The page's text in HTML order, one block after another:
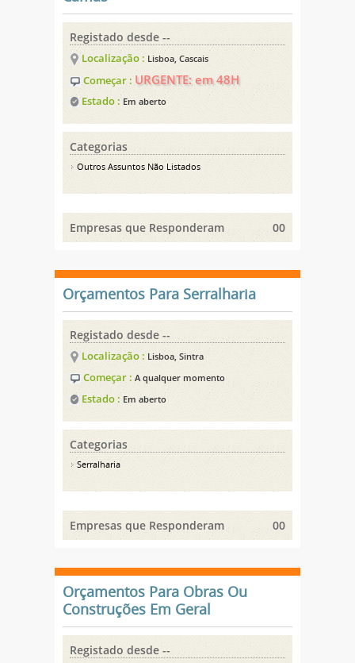
Registado desde --
Localização : Lisboa, Cascais
Começar : URGENTE: em 48H
Estado : Em aberto
Categorias
Outros Assuntos Não Listados
Empresas que Responderam 00
Orçamentos Para Serralharia
Registado desde --
Localização : Lisboa, Sintra
Começar : A qualquer momento
Estado : Em aberto
Categorias
Serralharia
Empresas que Responderam 00
Orçamentos Para Obras Ou
Construções Em Geral
Registado desde --